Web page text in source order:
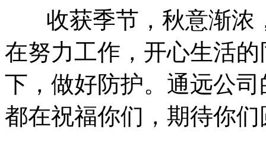
收获季节，秋意渐浓
在努力工作，开心生活
下，做好防护。通远公
都在祝福你们，期待你